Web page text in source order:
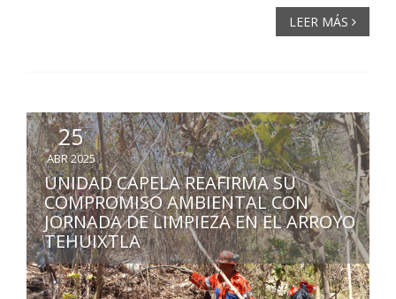
LEER MÁS
25
ABR 2025
UNIDAD CAPELA REAFIRMA SU
COMPROMISO AMBIENTAL CON
JORNADA DE LIMPIEZA EN EL ARROYO
TEHUIXTLA